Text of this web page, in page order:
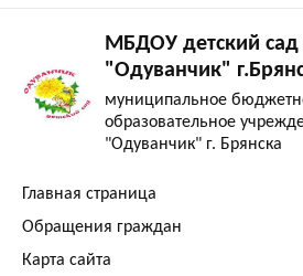
МБДОУ детский
"Одуванчик"
муниципальное
образовательное
"Одуванчик" г. Брянска
Главная страница
Обращения граждан
Карта сайта